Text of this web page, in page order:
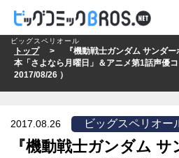
トップ> 『機動戦士ガンダム サンダー
本「さよなら月曜日」＆アニメ第1話声優
2017/08/26 ）
ビッグスペリオー
2017.08.26
『機動戦士ガンダム
ビッグスペリオール